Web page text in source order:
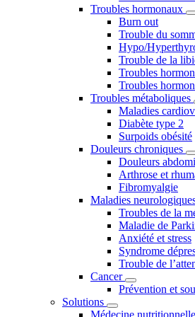
Troubles hormonaux
Burn out
Trouble du
Hypo/
Trouble de la
Troubles
Troubles
Troubles métaboliques
Maladies
Diabète type 2
Surpoids obésité
Douleurs chroniques
Douleurs
Arthrose et
Fibromyalgie
Maladies
Troubles de la
Maladie de
Anxiété et stress
Syndrome
Trouble de
Cancer
Prévention et
Solutions
Médecine